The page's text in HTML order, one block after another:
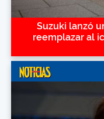
Suzuki lanzó
reemplazar al